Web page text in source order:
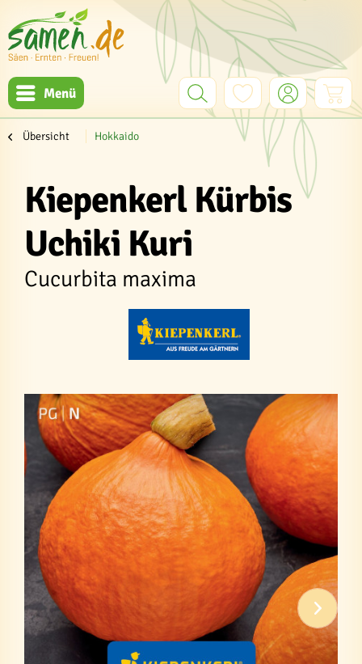
Menü
Übersicht Hokkaido
Kiepenkerl Kürbis
Uchiki Kuri
Cucurbita maxima